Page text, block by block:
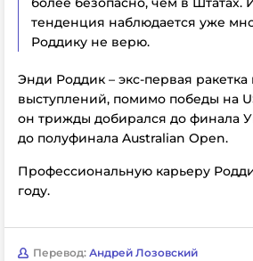
тенденция наблюдается уже
Роддику не верю.
Энди Роддик – экс-первая
выступлений, помимо победы на
он трижды добирался до финала
до полуфинала Australian Open.
Профессиональную карьеру
году.
Перевод: Андрей Лозовский